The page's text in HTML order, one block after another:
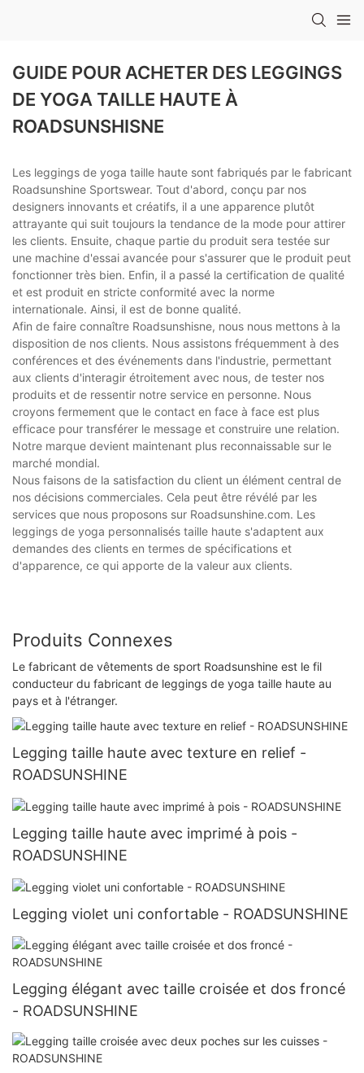
GUIDE POUR ACHETER DES LEGGINGS
DE YOGA TAILLE HAUTE À
ROADSUNSHISNE
Les leggings de yoga taille haute sont fabriqués par le fabricant
Roadsunshine Sportswear. Tout d'abord, conçu par nos
designers innovants et créatifs, il a une apparence plutôt
attrayante qui suit toujours la tendance de la mode pour attirer
les clients. Ensuite, chaque partie du produit sera testée sur
une machine d'essai avancée pour s'assurer que le produit peut
fonctionner très bien. Enfin, il a passé la certification de qualité
et est produit en stricte conformité avec la norme
internationale. Ainsi, il est de bonne qualité.
Afin de faire connaître Roadsunshisne, nous nous mettons à la
disposition de nos clients. Nous assistons fréquemment à des
conférences et des événements dans l'industrie, permettant
aux clients d'interagir étroitement avec nous, de tester nos
produits et de ressentir notre service en personne. Nous
croyons fermement que le contact en face à face est plus
efficace pour transférer le message et construire une relation.
Notre marque devient maintenant plus reconnaissable sur le
marché mondial.
Nous faisons de la satisfaction du client un élément central de
nos décisions commerciales. Cela peut être révélé par les
services que nous proposons sur Roadsunshine.com. Les
leggings de yoga personnalisés taille haute s'adaptent aux
demandes des clients en termes de spécifications et
d'apparence, ce qui apporte de la valeur aux clients.
Produits Connexes
Le fabricant de vêtements de sport Roadsunshine est le fil
conducteur du fabricant de leggings de yoga taille haute au
pays et à l'étranger.
Legging taille haute avec texture en relief -
ROADSUNSHINE
Legging taille haute avec imprimé à pois -
ROADSUNSHINE
Legging violet uni confortable - ROADSUNSHINE
Legging élégant avec taille croisée et dos froncé
- ROADSUNSHINE